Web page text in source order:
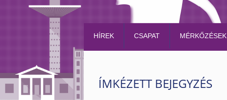
HÍREK CSAPAT MÉRKŐZÉSEK
ÍMKÉZETT BEJEGYZÉS